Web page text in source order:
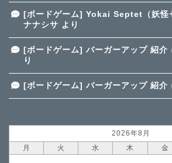
[ボードゲーム] Yokai Septet（妖怪
ナナシサ より
[ボードゲーム] バーガーアップ 紹介
り
[ボードゲーム] バーガーアップ 紹介
2026年8月
月
火 水 木 金